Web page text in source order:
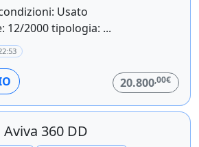
Usato
12/2000 tipologia: ...
20.800,00€
360 DD